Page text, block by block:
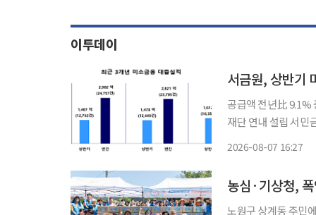
이투데이
서금원, 상반기
공급액 전년比
재단 연내 설립 서민금융진흥원이 올해 상반기 미소금융을 통해 영세 자영업자와 청년, 금융
2026-08-07 16:27
농심·기상청,
노원구 상계동 주민